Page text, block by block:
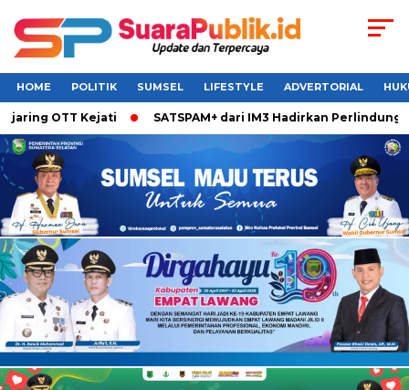
HOME POLITIK SUMSEL LIFESTYLE ADVERTORIAL
OTT Kejati SATSPAM+ dari IM3 Hadirkan Perlindungan